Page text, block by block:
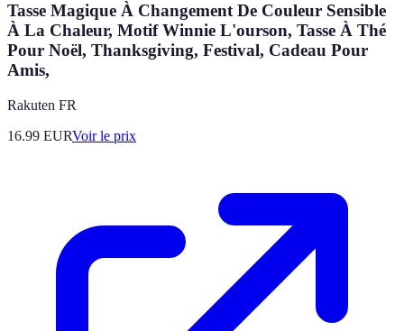
Tasse Magique À Changement De Couleur Sensible
À La Chaleur, Motif Winnie L'ourson, Tasse À Thé
Pour Noël, Thanksgiving, Festival, Cadeau Pour
Amis,
Rakuten FR
16.99 EURVoir le prix